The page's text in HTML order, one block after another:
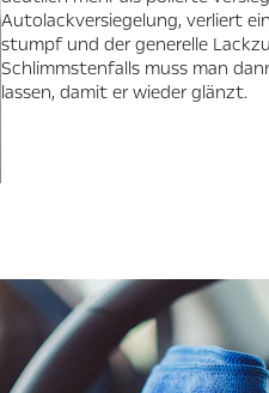
Autolackversiegelung, verliert
stumpf und der generelle
Schlimmstenfalls muss man
lassen, damit er wieder glänzt.